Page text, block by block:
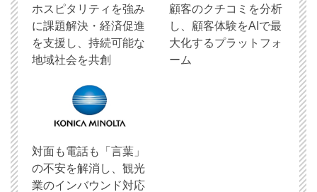
ホスピタリティを強み
に課題解決・経済促進
を支援し、持続可能な
地域社会を共創
顧客のクチコミを分析
し、顧客体験をAIで最
大化するプラットフォ
ーム
対面も電話も「言葉」
の不安を解消し、観光
業のインバウンド対応